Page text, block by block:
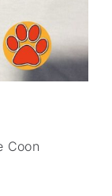
Coon